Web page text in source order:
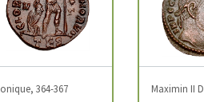
364-367 Maximin II